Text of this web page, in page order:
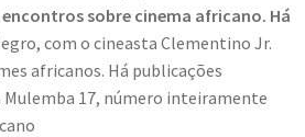
sobre cinema africano. Há
com o cineasta Clementino Jr.
africanos. Há publicações
17, número inteiramente